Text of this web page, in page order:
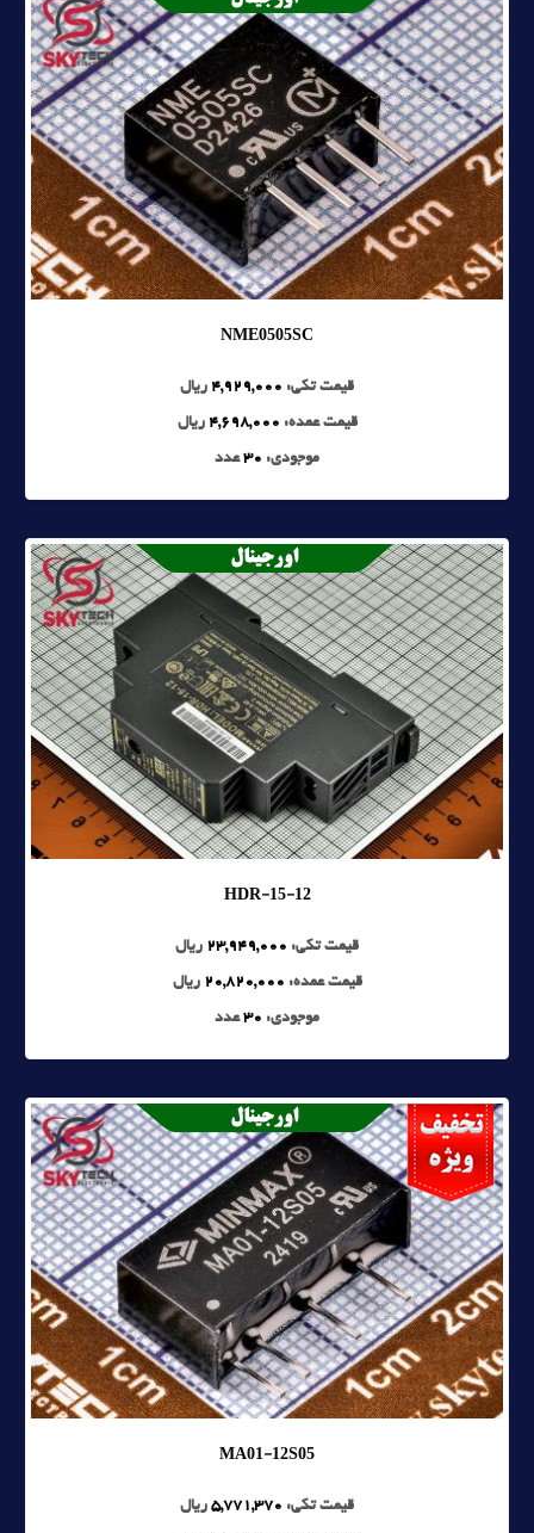
NME0505SC
قیمت تکی: 4,929,000 ریال
قیمت عمده: 4,698,000 ریال
موجودی: 30عدد
HDR-15-12
قیمت تکی: 23,949,000 ریال
قیمت عمده: 20,820,000 ریال
موجودی: 30عدد
MA01-12S05
قیمت تکی: 5,771,370 ریال